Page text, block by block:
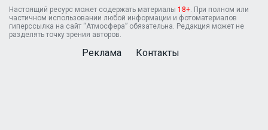
Настоящий ресурс может содержать материалы 18+ . При полном или
частичном использовании любой информации и фотоматериалов
гиперссылка на сайт “Атмосфера” обязательна. Редакция может не
разделять точку зрения авторов.
Реклама Контакты